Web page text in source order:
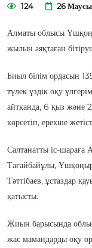
124 26
Алматы облысы
жылын аяқтаған
Биыл білім ордасын
түлек үздік оқу
айтқанда, 6 қыз және
көрсетіп, ерекше
Салтанатты іс-
Тағайбайұлы,
Тәттібаев, ұстаздар
қатысты.
Жиын барысында
жас мамандарды оқу